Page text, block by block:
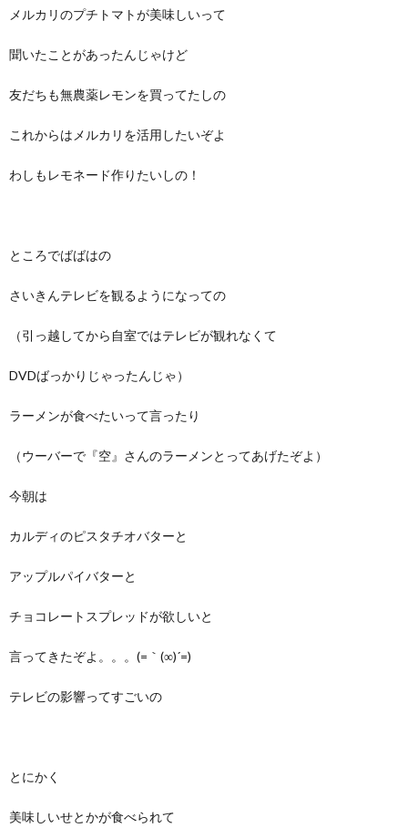
メルカリのプチトマトが美味しいって
聞いたことがあったんじゃけど
友だちも無農薬レモンを買ってたしの
これからはメルカリを活用したいぞよ
わしもレモネード作りたいしの！
ところでばばはの
さいきんテレビを観るようになっての
（引っ越してから自室ではテレビが観れなくて
DVDばっかりじゃったんじゃ）
ラーメンが食べたいって言ったり
（ウーバーで『空』さんのラーメンとってあげたぞよ）
今朝は
カルディのピスタチオバターと
アップルパイバターと
チョコレートスプレッドが欲しいと
言ってきたぞよ。。。(=｀(∞)´=)
テレビの影響ってすごいの
とにかく
美味しいせとかが食べられて